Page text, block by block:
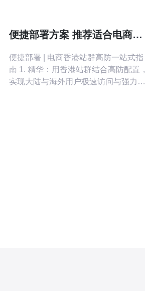
网络基础设施和政策环境，站群服务
器 IDC 提供的服务器服
便捷部署方案 推荐适合电商的
便捷部署 | 电商香港站群高防一站式指
南 1. 精华：用香港站群结合高防配置，
实现大陆与海外用户极速访问与强力抗